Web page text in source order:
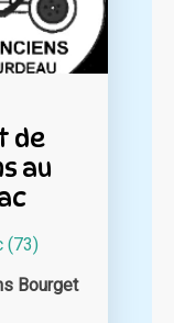
de
au
(73)
Bourget